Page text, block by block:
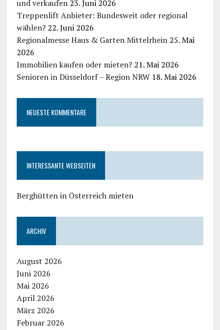
und verkaufen 23. Juni 2026
Treppenlift Anbieter: Bundesweit oder regional
wählen? 22. Juni 2026
Regionalmesse Haus & Garten Mittelrhein 25. Mai
2026
Immobilien kaufen oder mieten? 21. Mai 2026
Senioren in Düsseldorf – Region NRW 18. Mai 2026
NEUESTE KOMMENTARE
INTERESSANTE WEBSEITEN
Berghütten in Österreich mieten
ARCHIV
August 2026
Juni 2026
Mai 2026
April 2026
März 2026
Februar 2026